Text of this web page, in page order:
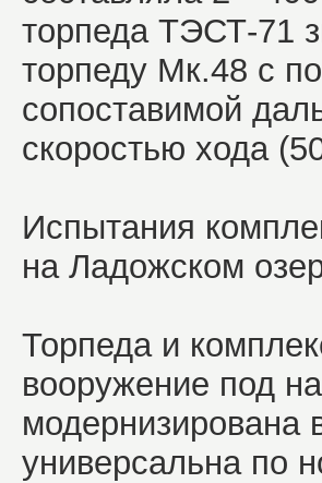
торпеда ТЭСТ-71
торпеду Мк.48 с
сопоставимой
скоростью хода
Испытания
на Ладожском
Торпеда и
вооружение под
универсальна по